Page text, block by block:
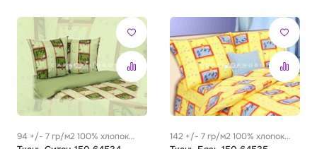
94 +/- 7 гр/м2 100% хлопок
142 +/- 7 гр/м2 100% хлопок